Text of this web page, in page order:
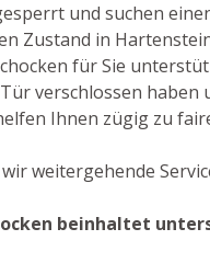
und suchen
Zustand in
für Sie
verschlossen
Ihnen zügig zu
weitergehende
beinhaltet